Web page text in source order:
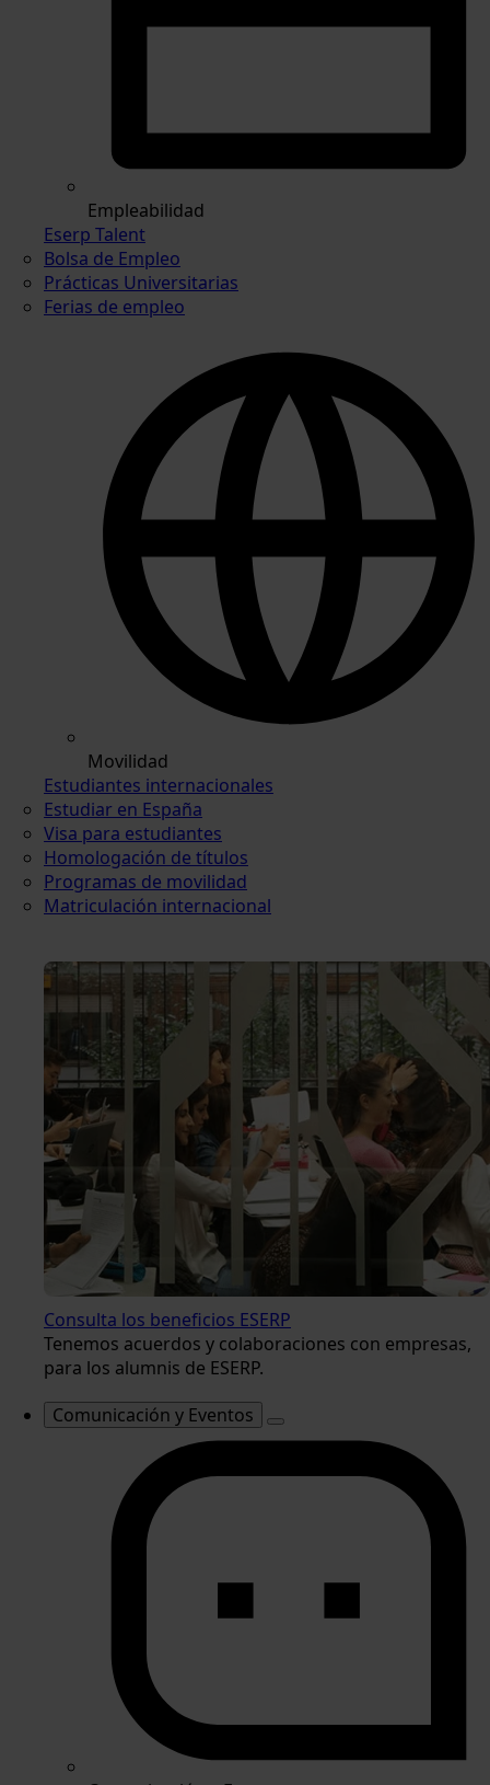
Empleabilidad
Eserp Talent
Bolsa de Empleo
Prácticas Universitarias
Ferias de empleo
Movilidad
Estudiantes internacionales
Estudiar en España
Visa para estudiantes
Homologación de títulos
Programas de movilidad
Matriculación internacional
Consulta los beneficios ESERP
Tenemos acuerdos y colaboraciones con empresas,
para los alumnis de ESERP.
Comunicación y Eventos